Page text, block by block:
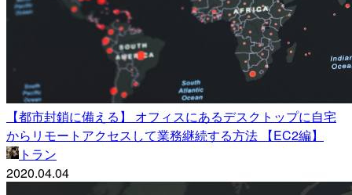
【都市封鎖に備える】 オフィスにあるデスクトップに自宅
からリモートアクセスして業務継続する方法 【EC2編】
トラン
2020.04.04